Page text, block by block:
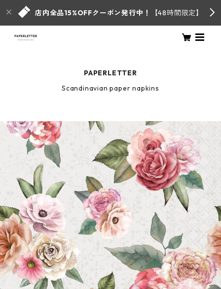
店内全品15%OFFクーポン発行中！ 【48時間限定】
PAPERLETTER
Scandinavian paper napkins